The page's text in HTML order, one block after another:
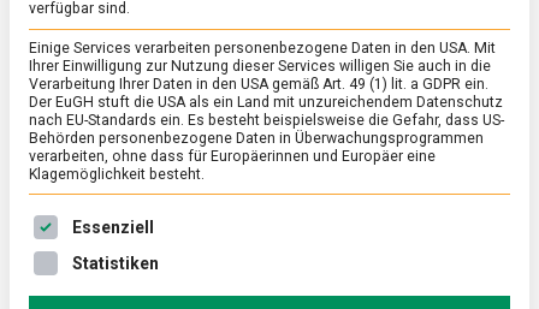
POLITIK/TV
Warum ist die EU für die Wirtschaft
wichtig? Prof. Dr. Michael Hüther im
Küchenkabinett on Tour
29. April 2024
Prof. Dr. Michael Hüther, Direktor des Instituts der
verfügbar sind.
Einige Services verarbeiten personenbezogene Daten in den USA. Mit
Ihrer Einwilligung zur Nutzung dieser Services willigen Sie auch in die
Verarbeitung Ihrer Daten in den USA gemäß Art. 49 (1) lit. a GDPR ein.
Der EuGH stuft die USA als ein Land mit unzureichendem Datenschutz
nach EU-Standards ein. Es besteht beispielsweise die Gefahr, dass US-
Behörden personenbezogene Daten in Überwachungsprogrammen
verarbeiten, ohne dass für Europäerinnen und Europäer eine
Klagemöglichkeit besteht.
Es folgt eine Liste der Service-Gruppen, für die eine
Essenziell
Statistiken